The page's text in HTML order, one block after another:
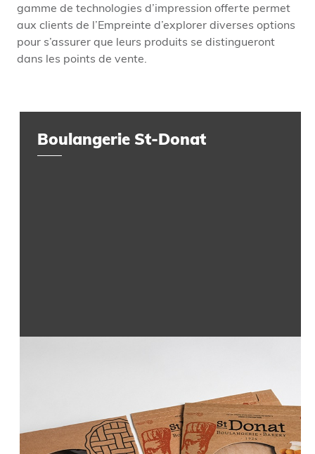
gamme de technologies d’impression offerte permet
aux clients de l’Empreinte d’explorer diverses options
pour s’assurer que leurs produits se distingueront
dans les points de vente.
Boulangerie St-Donat